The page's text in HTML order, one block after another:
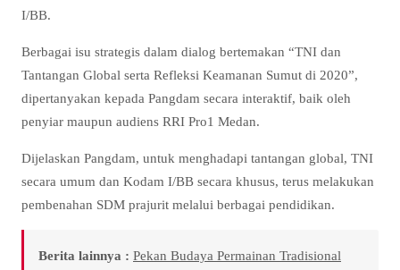
I/BB.
Berbagai isu strategis dalam dialog bertemakan “TNI dan
Tantangan Global serta Refleksi Keamanan Sumut di 2020”,
dipertanyakan kepada Pangdam secara interaktif, baik oleh
penyiar maupun audiens RRI Pro1 Medan.
Dijelaskan Pangdam, untuk menghadapi tantangan global, TNI
secara umum dan Kodam I/BB secara khusus, terus melakukan
pembenahan SDM prajurit melalui berbagai pendidikan.
Berita lainnya : Pekan Budaya Permainan Tradisional